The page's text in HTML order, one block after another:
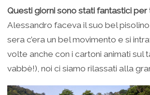
Questi giorni sono stati fantastici per
Alessandro faceva il suo bel
sera c’era un bel movimento e si
volte anche con i cartoni animati sul
vabbè!), noi ci siamo rilassati alla